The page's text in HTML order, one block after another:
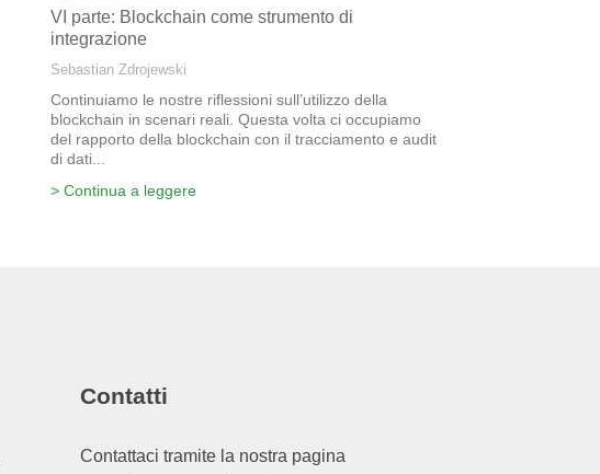
VI parte: Blockchain come strumento di
integrazione
Sebastian Zdrojewski
Continuiamo le nostre riflessioni sull’utilizzo della
blockchain in scenari reali. Questa volta ci occupiamo
del rapporto della blockchain con il tracciamento e audit
di dati...
> Continua a leggere
Contatti
Contattaci tramite la nostra pagina